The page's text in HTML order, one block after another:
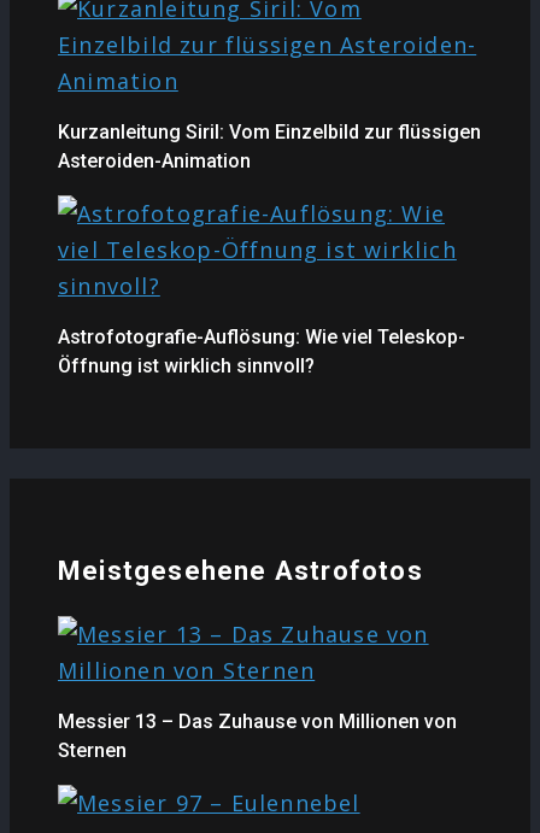
Kurzanleitung Siril: Vom Einzelbild zur flüssigen
Asteroiden-Animation
Astrofotografie-Auflösung: Wie viel Teleskop-
Öffnung ist wirklich sinnvoll?
Meistgesehene Astrofotos
Messier 13 – Das Zuhause von Millionen von
Sternen